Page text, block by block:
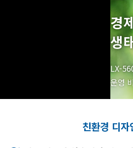
경
생
LX-
운영
친환경 디자